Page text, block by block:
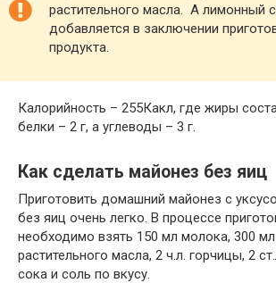
растительного масла. А лимонный
добавляется в заключении
продукта.
Калорийность – 255Какл, где жиры
белки – 2 г, а углеводы – 3 г.
Как сделать майонез без яиц
Приготовить домашний майонез с
без яиц очень легко. В процессе
необходимо взять 150 мл молока, 300
растительного масла, 2 ч.л. горчицы, 2
сока и соль по вкусу.